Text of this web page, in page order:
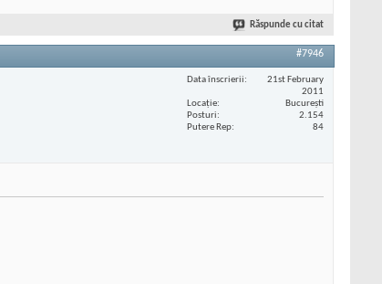
Răspunde cu citat
#7946
Data înscrierii
21st February
2011
Locaţie
București
Posturi
2.154
Putere Rep
84